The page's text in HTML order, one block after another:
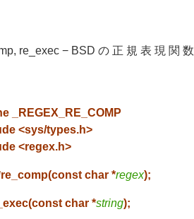
re_exec − BSD の 正 規 表 現 関 数
_REGEX_RE_COMP
<sys/types.h>
<regex.h>
char *regex);
char *string);